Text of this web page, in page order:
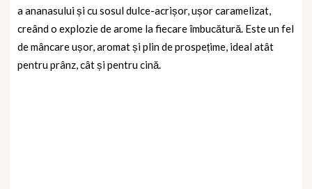
a ananasului și cu sosul dulce-acrișor, ușor caramelizat,
creând o explozie de arome la fiecare îmbucătură. Este un fel
de mâncare ușor, aromat și plin de prospețime, ideal atât
pentru prânz, cât și pentru cină.